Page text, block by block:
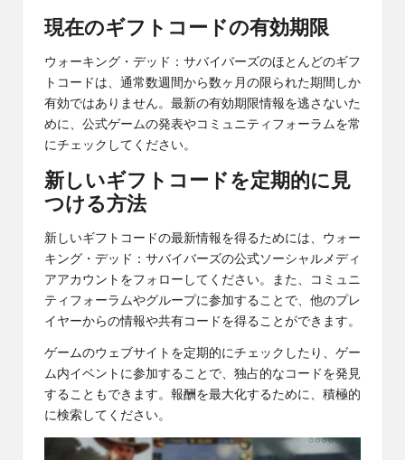
現在のギフトコードの有効期限
ウォーキング・デッド：サバイバーズのほとんどのギフ
トコードは、通常数週間から数ヶ月の限られた期間しか
有効ではありません。最新の有効期限情報を逃さないた
めに、公式ゲームの発表やコミュニティフォーラムを常
にチェックしてください。
新しいギフトコードを定期的に見
つける方法
新しいギフトコードの最新情報を得るためには、ウォー
キング・デッド：サバイバーズの公式ソーシャルメディ
アアカウントをフォローしてください。また、コミュニ
ティフォーラムやグループに参加することで、他のプレ
イヤーからの情報や共有コードを得ることができます。
ゲームのウェブサイトを定期的にチェックしたり、ゲー
ム内イベントに参加することで、独占的なコードを発見
することもできます。報酬を最大化するために、積極的
に検索してください。